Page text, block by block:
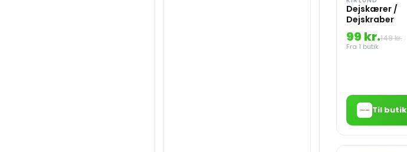
Dejskærer /
Dejskraber
99 kr.149 kr.
Fra 1 butik
Til butik